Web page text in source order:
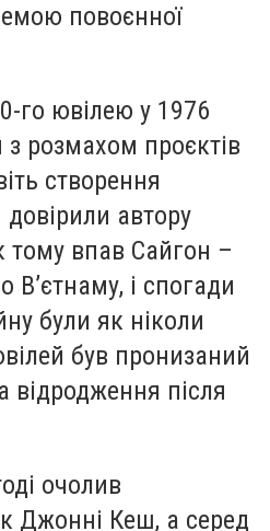
повоєнної
го ювілею у 1976
розмахом проєктів
створення
автору
тому впав Сайгон –
В’єтнаму, і спогади
були як ніколи
був пронизаний
відродження після
очолив
Джонні Кеш, а серед